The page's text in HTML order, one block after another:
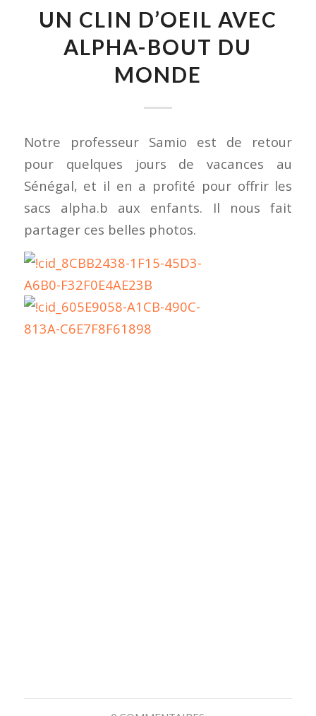
UN CLIN D’OEIL AVEC
ALPHA-BOUT DU
MONDE
Notre professeur Samio est de retour
pour quelques jours de vacances au
Sénégal, et il en a profité pour offrir les
sacs alpha.b aux enfants. Il nous fait
partager ces belles photos.